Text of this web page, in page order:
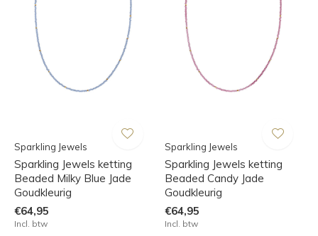
Sparkling Jewels
Sparkling Jewels ketting
Beaded Milky Blue Jade
Goudkleurig
€64,95
Incl. btw
Sparkling Jewels
Sparkling Jewels ketting
Beaded Candy Jade
Goudkleurig
€64,95
Incl. btw